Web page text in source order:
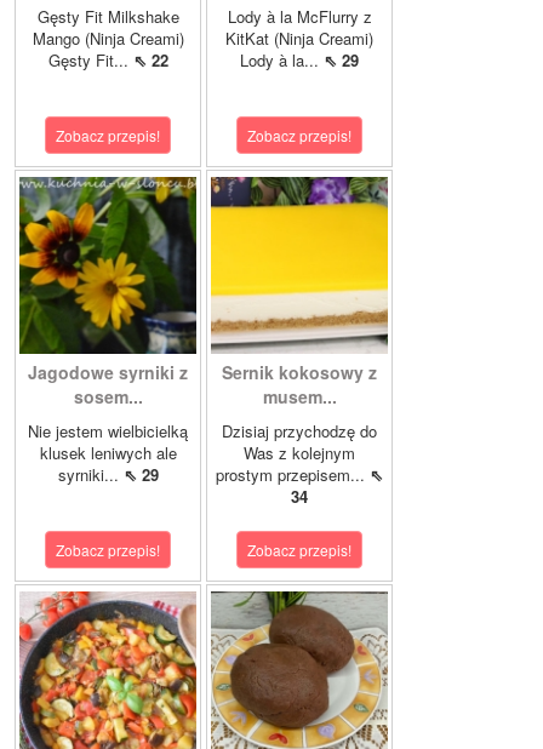
Gęsty Fit Milkshake
Mango (Ninja Creami)
Gęsty Fit... ⇖ 22
Zobacz przepis!
Lody à la McFlurry z
KitKat (Ninja Creami)
Lody à la... ⇖ 29
Zobacz przepis!
Jagodowe syrniki z
sosem...
Nie jestem wielbicielką
klusek leniwych ale
syrniki... ⇖ 29
Zobacz przepis!
Sernik kokosowy z
musem...
Dzisiaj przychodzę do
Was z kolejnym
prostym przepisem... ⇖
34
Zobacz przepis!